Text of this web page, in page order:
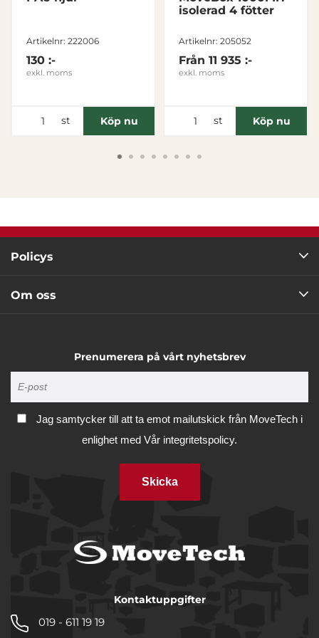
Tillåt urval
Avvisa
Artikelnr: 222006
130 :-
exkl. moms
st Köp nu
isolerad 4 fötter
Artikelnr: 205052
Från 11 935 :-
exkl. moms
st Köp nu
Policys
Om oss
Prenumerera på vårt nyhetsbrev
Jag samtycker till att ta emot mailutskick från MoveTech i
enlighet med Vår integritetspolicy.
Skicka
Kontaktuppgifter
019 - 611 19 19